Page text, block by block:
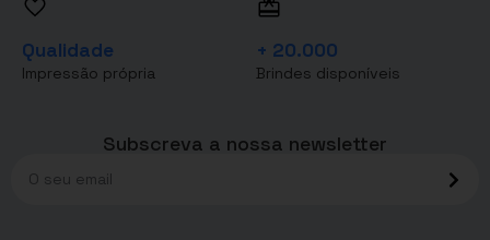
Qualidade
Impressão própria
+ 20.000
Brindes disponíveis
Subscreva a nossa newsletter